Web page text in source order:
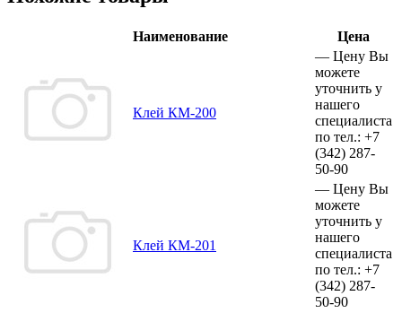
Наименование Цена
Клей КМ-200
— Цену Вы
можете
уточнить у
нашего
специалиста
по тел.: +7
(342) 287-
50-90
Клей КМ-201
— Цену Вы
можете
уточнить у
нашего
специалиста
по тел.: +7
(342) 287-
50-90